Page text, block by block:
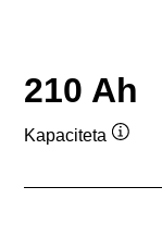
210 Ah
Kapaciteta